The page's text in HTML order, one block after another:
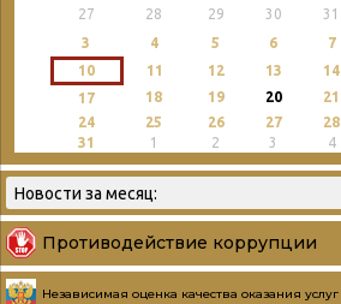
27 28 29 30 31
3 4 5 6 7
10
11 12 13 14
17
18 19 20 21
24 25 26 27 28
31
1 2 3 4
Противодействие коррупции
Независимая оценка качества оказания услуг